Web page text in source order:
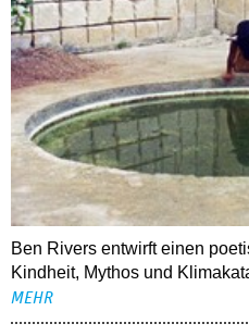
Ben Rivers entwirft einen
Kindheit, Mythos und
MEHR